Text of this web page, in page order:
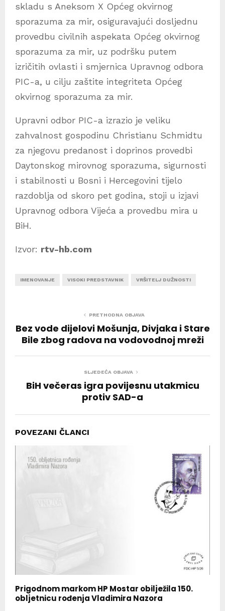
skladu s Aneksom X Općeg okvirnog
sporazuma za mir, osiguravajući dosljednu
provedbu civilnih aspekata Općeg okvirnog
sporazuma za mir, uz podršku putem
izričitih ovlasti i smjernica Upravnog odbora
PIC-a, u cilju zaštite integriteta Općeg
okvirnog sporazuma za mir.
Upravni odbor PIC-a izrazio je veliku
zahvalnost gospodinu Christianu Schmidtu
za njegovu predanost i doprinos provedbi
Daytonskog mirovnog sporazuma, sigurnosti
i stabilnosti u Bosni i Hercegovini tijelo
razdoblja od skoro pet godina, stoji u izjavi
Upravnog odbora Vijeća a provedbu mira u
BiH.
Izvor: rtv-hb.com
IMENOVANJE VISOKI PREDSTAVNIK VRŠITELJ DUŽNOSTI
PRETHODNA OBJAVA
Bez vode dijelovi Mošunja, Divjaka i Stare
Bile zbog radova na vodovodnoj mreži
SLJEDEĆA OBJAVA
BiH večeras igra povijesnu utakmicu
protiv SAD-a
POVEZANI ČLANCI
Prigodnom markom HP Mostar obilježila 150.
obljetnicu rođenja Vladimira Nazora